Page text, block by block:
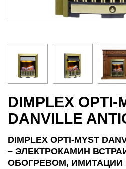
DIMPLEX OPTI-
DANVILLE
DIMPLEX OPTI-MYST
– ЭЛЕКТРОКАМИН
ОБОГРЕВОМ, ИМИТАЦИИ